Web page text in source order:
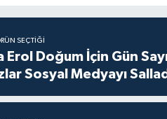
SEÇTIĞI
Erol Doğum İçin Gün
Sosyal Medyayı